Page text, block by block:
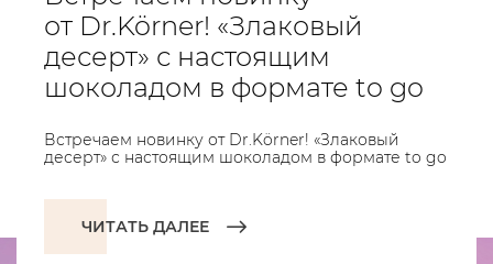
от Dr.Körner! «Злаковый
десерт» с настоящим
шоколадом в формате to go
Встречаем новинку от Dr.Körner! «Злаковый
десерт» с настоящим шоколадом в формате to go
ЧИТАТЬ ДАЛЕЕ